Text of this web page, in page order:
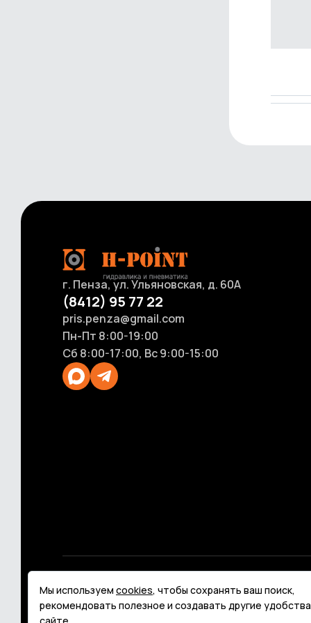
г. Пенза, ул. Ульяновская, д. 60А
(8412) 95 77 22
pris.penza@gmail.com
Пн-Пт 8:00-19:00
Сб 8:00-17:00, Вс 9:00-15:00
© 2013 - 2026 H-point - промышленная
Политика конфиденциальностиКарта сайта
Мы используем cookies, чтобы сохранять ваш поиск,
рекомендовать полезное и создавать другие